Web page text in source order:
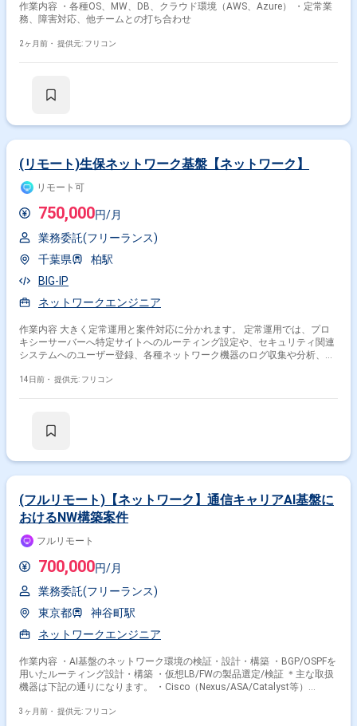
作業内容 ・各種OS、MW、DB、クラウド環境（AWS、Azure） ・定常業
務、障害対応、他チームとの打ち合わせ
2ヶ月前・ 提供元: フリコン
(リモート)生保ネットワーク基盤【ネットワーク】
リモート可
750,000円/月
業務委託(フリーランス)
千葉県
柏駅
BIG-IP
ネットワークエンジニア
作業内容 大きく定常運用と案件対応に分かれます。 定常運用では、プロ
キシーサーバーへ特定サイトへのルーティング設定や、セキュリティ関連
システムへのユーザー登録、各種ネットワーク機器のログ収集や分析、障
改、本社NW増速、コアスイッチ更改などを過去実施しており、設計、構
14日前・ 提供元: フリコン
(フルリモート)【ネットワーク】通信キャリアAI基盤に
おけるNW構築案件
フルリモート
700,000円/月
業務委託(フリーランス)
東京都
神谷町駅
ネットワークエンジニア
作業内容 ・AI基盤のネットワーク環境の検証・設計・構築 ・BGP/OSPFを
用いたルーティング設計・構築 ・仮想LB/FWの製品選定/検証 ＊主な取扱
機器は下記の通りになります。 ・Cisco（Nexus/ASA/Catalyst等）
3ヶ月前・ 提供元: フリコン